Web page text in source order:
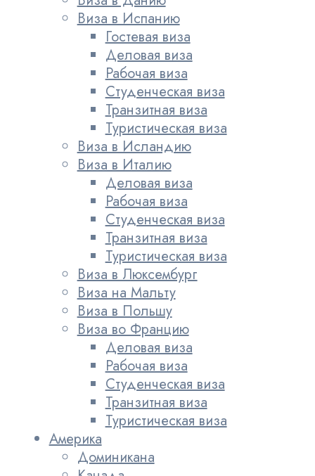
Виза в Испанию
Гостевая виза
Деловая виза
Рабочая виза
Студенческая виза
Транзитная виза
Туристическая виза
Виза в Исландию
Виза в Италию
Деловая виза
Рабочая виза
Студенческая виза
Транзитная виза
Туристическая виза
Виза в Люксембург
Виза на Мальту
Виза в Польшу
Виза во Францию
Деловая виза
Рабочая виза
Студенческая виза
Транзитная виза
Туристическая виза
Америка
Доминикана